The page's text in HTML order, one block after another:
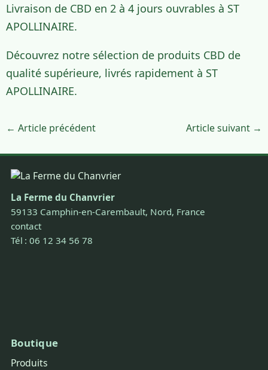
Livraison de CBD en 2 à 4 jours ouvrables à ST
APOLLINAIRE.
Découvrez notre sélection de produits CBD de
qualité supérieure, livrés rapidement à ST
APOLLINAIRE.
← Article précédent Article suivant →
La Ferme du Chanvrier
59133 Camphin-en-Carembault, Nord, France
contact
Tél : 06 12 34 56 78
Boutique
Produits